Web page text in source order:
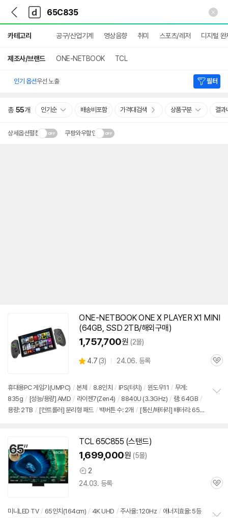
다
나
와
가
기
다
와
메
인
카테고리 공구/산업기계 영상음향 취미 스포츠/레저 디지털 완
제조사/브랜드 ONE-NETBOOK TCL
인기 옵션우선 노출 필터
총 55개 인기순 배송비포함 가격대검색 상품구분 결과
상세옵션펼침 쿠팡와우할인
ONE-NETBOOK ONE X PLAYER X1 MINI
(64GB, SSD 2TB/해외구매)
1,757,700원 (2몰)
별
4.7 (상
3) 24.06. 등록
관
휴대용PC 게임기(UMPC) / 본체 / 8.8인치 / IPS(터치) / 윈도우11 / 무게:
835g / [성능/용량] AMD / 라이젠7(Zen4) / 8840U (3.3GHz) / 램: 64GB /
용량: 2TB / [컨트롤러] 분리형 패드 / 백버튼 수: 2개 / [통신/배터리] 배터리: 65
정보] 해외구매 상품은 판매처별 스펙 및 제품 구성 확인 요망
TCL 65C855 (스탠드)
1,699,000원 (5몰)
상
품
2
24.03. 등록
관
미니LED TV / 65인치(164cm) / 4K UHD / 주사율: 120Hz / 에너지효율: 5등